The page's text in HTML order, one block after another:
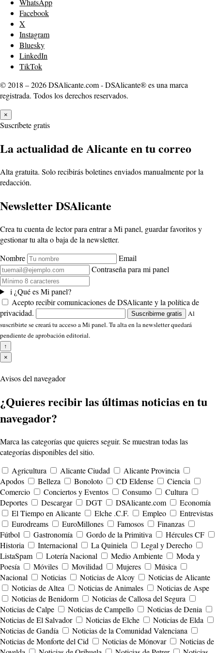
WhatsApp
Facebook
X
Instagram
Bluesky
LinkedIn
TikTok
© 2018 – 2026 DSAlicante.com - DSAlicante® es una marca
registrada. Todos los derechos reservados.
×
Suscríbete gratis
La actualidad de Alicante en tu correo
Alta gratuita. Solo recibirás boletines enviados manualmente por la
redacción.
Newsletter DSAlicante
Crea tu cuenta de lector para entrar a Mi panel, guardar favoritos y
gestionar tu alta o baja de la newsletter.
Nombre
Email
Contraseña para mi panel
i ¿Qué es Mi panel?
Acepto recibir comunicaciones de DSAlicante y la política de
privacidad.
Suscribirme gratis
Al
suscribirte se creará tu acceso a Mi panel. Tu alta en la newsletter quedará
pendiente de aprobación editorial.
↑
×
Avisos del navegador
¿Quieres recibir las últimas noticias en tu
navegador?
Marca las categorías que quieres seguir. Se muestran todas las
categorías disponibles del sitio.
Agricultura
Alicante Ciudad
Alicante Provincia
Apodos
Belleza Bonoloto CD Eldense
Ciencia
Comercio
Conciertos y Eventos Consumo
Cultura
Deportes
Descargar DGT DSAlicante.com
Economía
El Tiempo en Alicante
Elche .C.F. Empleo
Entrevistas
Eurodreams
EuroMillones Famosos
Finanzas
Fútbol
Gastronomía Gordo de la Primitiva
Hércules CF
Historia
Internacional La Quiniela
Legal y Derecho
ListaSpam
Lotería Nacional Medio Ambiente
Moda y
Poesía
Móviles Movilidad Mujeres
Música
Nacional
Noticias Noticias de Alcoy
Noticias de Alicante
Noticias de Altea
Noticias de Animales
Noticias de Aspe
Noticias de Benidorm
Noticias de Callosa del Segura
Noticias de Calpe
Noticias de Campello
Noticias de Denia
Noticias de El Salvador
Noticias de Elche
Noticias de Elda
Noticias de Gandía
Noticias de la Comunidad Valenciana
Noticias de Monforte del Cid
Noticias de Mónovar
Noticias de